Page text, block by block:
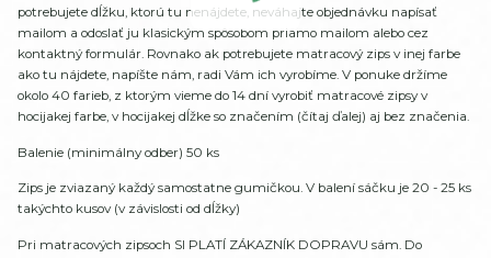
potrebujete dĺžku, ktorú tu nenájdete, neváhajte objednávku napísať
mailom a odoslať ju klasickým spôsobom priamo mailom alebo cez
kontaktný formulár. Rovnako ak potrebujete matracový zips v inej farbe
ako tu nájdete, napíšte nám, radi Vám ich vyrobíme. V ponuke držíme
okolo 40 farieb, z ktorým vieme do 14 dní vyrobiť matracové zipsy v
hocijakej farbe, v hocijakej dĺžke so značením (čítaj ďalej) aj bez značenia.
Balenie (minimálny odber) 50 ks
Zips je zviazaný každý samostatne gumičkou. V balení sáčku je 20 - 25 ks
takýchto kusov (v závislosti od dĺžky)
Pri matracových zipsoch SI PLATÍ ZÁKAZNÍK DOPRAVU sám. Do